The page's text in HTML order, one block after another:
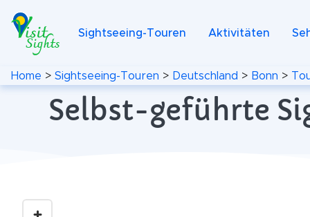
Sightseeing-Touren Aktivitäten
Home > Sightseeing-Touren > Deutschland > Bonn >
Selbst-geführte